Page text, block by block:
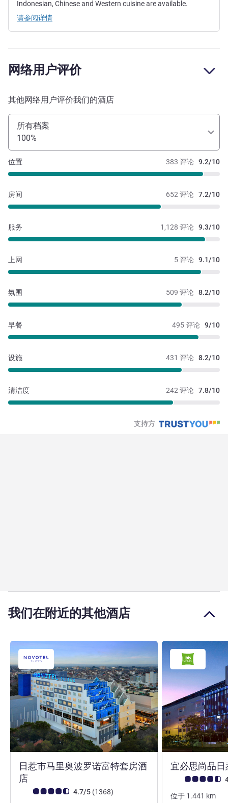
Indonesian, Chinese and Western cuisine are available.
请参阅详情
网络用户评价
其他网络用户评价我们的酒店
所有档案
100%
383 评论 9.2/10
位置
652 评论 7.2/10
房间
1,128 评论 9.3/10
服务
5 评论 9.1/10
上网
509 评论 8.2/10
氛围
495 评论 9/10
早餐
431 评论 8.2/10
设施
242 评论 7.8/10
清洁度
支持方
我们在附近的其他酒店
日惹市马里奥波罗诺富特套房酒
店
客户意见评级 (ALL 评级)
4.7/5 (1368评论
)
宜必思尚品
客户意见评级
位于 1.441 km